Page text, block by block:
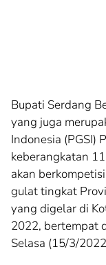
Bupati Serdang
yang juga
Indonesia (PGSI)
keberangkatan
akan
gulat tingkat
yang digelar di
2022, bertempat
Selasa (15/3/